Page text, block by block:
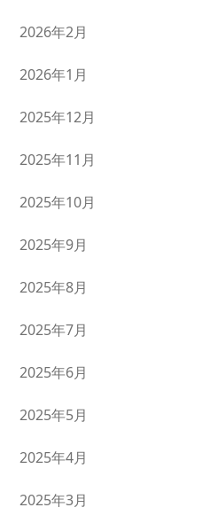
2026年2月
2026年1月
2025年12月
2025年11月
2025年10月
2025年9月
2025年8月
2025年7月
2025年6月
2025年5月
2025年4月
2025年3月